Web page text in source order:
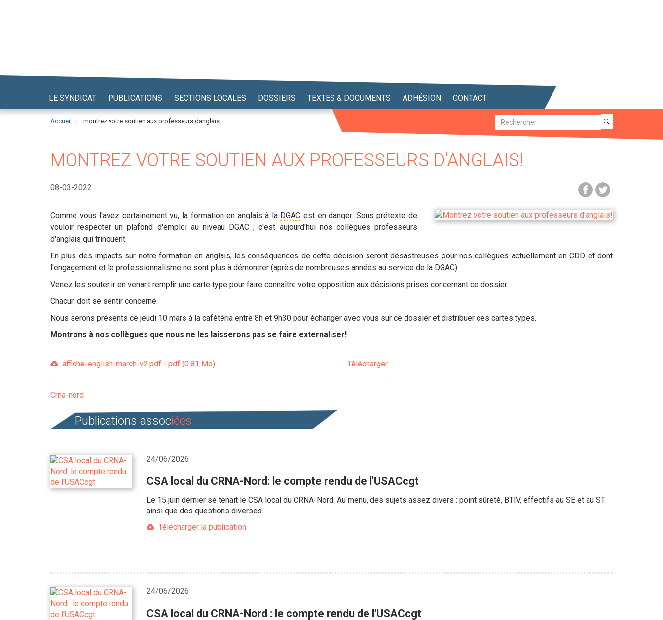
LE SYNDICAT PUBLICATIONS SECTIONS LOCALES DOSSIERS TEXTES & DOCUMENTS ADHÉSION CONTACT
Accueil montrez votre soutien aux professeurs danglais Recherche
Recherche
MONTREZ VOTRE SOUTIEN AUX PROFESSEURS D'ANGLAIS!
08-03-2022
Comme vous l'avez certainement vu, la formation en anglais à la DGAC est en danger. Sous prétexte de
vouloir respecter un plafond d'emploi au niveau DGAC ; c'est aujourd'hui nos collègues professeurs
d'anglais qui trinquent.
En plus des impacts sur notre formation en anglais, les conséquences de cette décision seront désastreuses pour nos collègues actuellement en CDD et dont
l'engagement et le professionnalisme ne sont plus à démontrer (après de nombreuses années au service de la DGAC).
Venez les soutenir en venant remplir une carte type pour faire connaître votre opposition aux décisions prises concernant ce dossier.
Chacun doit se sentir concerné.
Nous serons présents ce jeudi 10 mars à la cafétéria entre 8h et 9h30 pour échanger avec vous sur ce dossier et distribuer ces cartes types.
Montrons à nos collègues que nous ne les laisserons pas se faire externaliser!
affiche-english-march-v2.pdf - pdf (0.81 Mo) Télécharger
Crna-nord
Publications associées
24/06/2026
CSA local du CRNA-Nord: le compte rendu de l'USACcgt
Le 15 juin dernier se tenait le CSA local du CRNA-Nord. Au menu, des sujets assez divers : point sûreté, BTIV, effectifs au SE et au ST
ainsi que des questions diverses.
Télécharger la publication
24/06/2026
CSA local du CRNA-Nord : le compte rendu de l'USACcgt